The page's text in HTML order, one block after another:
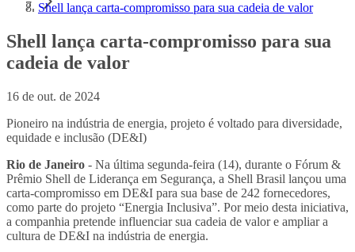
Shell lança carta-compromisso para sua cadeia de valor
Shell lança carta-compromisso para sua
cadeia de valor
16 de out. de 2024
Pioneiro na indústria de energia, projeto é voltado para diversidade,
equidade e inclusão (DE&I)
Rio de Janeiro - Na última segunda-feira (14), durante o Fórum &
Prêmio Shell de Liderança em Segurança, a Shell Brasil lançou uma
carta-compromisso em DE&I para sua base de 242 fornecedores,
como parte do projeto “Energia Inclusiva”. Por meio desta iniciativa,
a companhia pretende influenciar sua cadeia de valor e ampliar a
cultura de DE&I na indústria de energia.